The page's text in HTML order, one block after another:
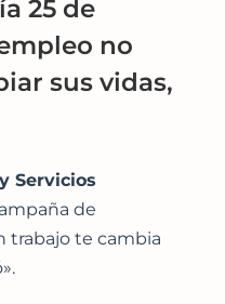
25 de
no
sus vidas,
Servicios
de
trabajo te cambia